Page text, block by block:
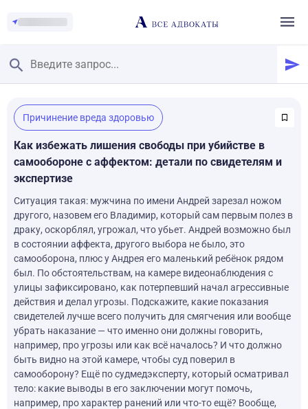
Главная
/
Смотреть заданные вопросы
/
Задать вопрос
Причинение вреда здоровью
Как избежать лишения свободы при убийстве в
самообороне с аффектом: детали по свидетелям и
экспертизе
Ситуация такая: мужчина по имени Андрей зарезал ножом
другого, назовем его Владимир, который сам первым полез в
драку, оскорблял, угрожал, что убьет. Андрей возможно был
в состоянии аффекта, другого выбора не было, это
самооборона, плюс у Андрея его маленький ребёнок рядом
был. По обстоятельствам, на камере видеонаблюдения с
улицы зафиксировано, как потерпевший начал агрессивные
действия и делал угрозы. Подскажите, какие показания
свидетелей лучше всего получить для смягчения или вообще
убрать наказание — что именно они должны говорить,
например, про угрозы или как всё началось? И что должно
быть видно на этой камере, чтобы суд поверил в
самооборону? Ещё по судмедэксперту, который осматривал
тело: какие выводы в его заключении могут помочь,
например, про характер ранений или что-то ещё? Вообще,